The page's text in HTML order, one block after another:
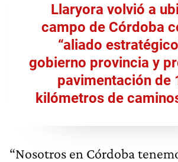
Llaryora volvió a
campo de Córdoba
“aliado
gobierno provincia y
pavimentación de
kilómetros de
“Nosotros en Córdoba